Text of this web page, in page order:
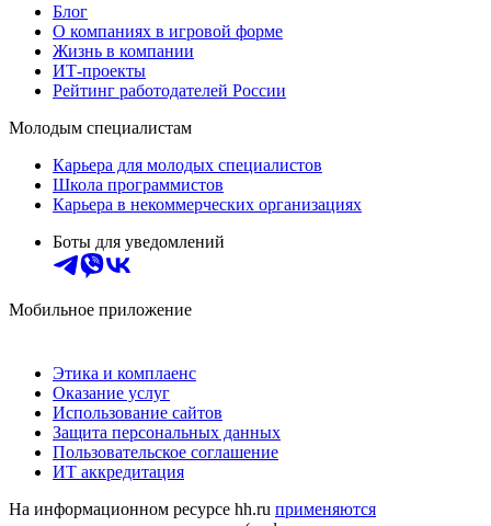
Блог
О компаниях в игровой форме
Жизнь в компании
ИТ-проекты
Рейтинг работодателей России
Молодым специалистам
Карьера для молодых специалистов
Школа программистов
Карьера в некоммерческих организациях
Боты для уведомлений
Мобильное приложение
Этика и комплаенс
Оказание услуг
Использование сайтов
Защита персональных данных
Пользовательское соглашение
ИТ аккредитация
На информационном ресурсе hh.ru применяются